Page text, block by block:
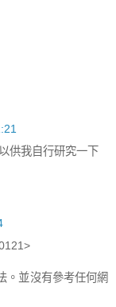
供我自行研究一下
。並沒有參考任何網